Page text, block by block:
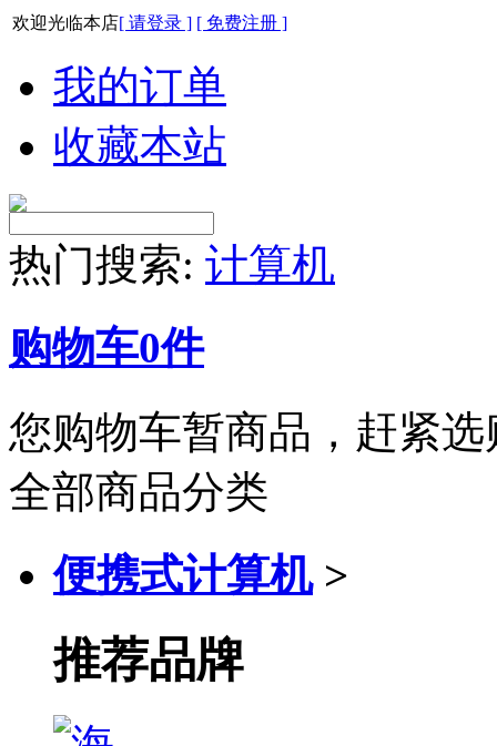
欢迎光临本店[ 请登录 ] [ 免费注册 ]
我的订单
收藏本站
热门搜索: 计算机
购物车0件
您购物车暂商品，赶紧选
全部商品分类
便携式计算机 >
推荐品牌